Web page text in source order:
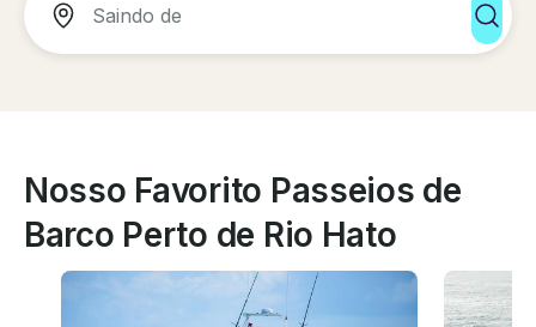
Nosso Favorito Passeios de
Barco Perto de Rio Hato